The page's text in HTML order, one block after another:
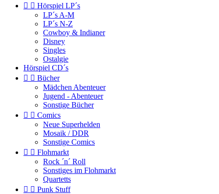
  Hörspiel LP´s
LP´s A-M
LP´s N-Z
Cowboy & Indianer
Disney
Singles
Ostalgie
Hörspiel CD´s
  Bücher
Mädchen Abenteuer
Jugend - Abenteuer
Sonstige Bücher
  Comics
Neue Superhelden
Mosaik / DDR
Sonstige Comics
  Flohmarkt
Rock ´n´ Roll
Sonstiges im Flohmarkt
Quartetts
  Punk Stuff